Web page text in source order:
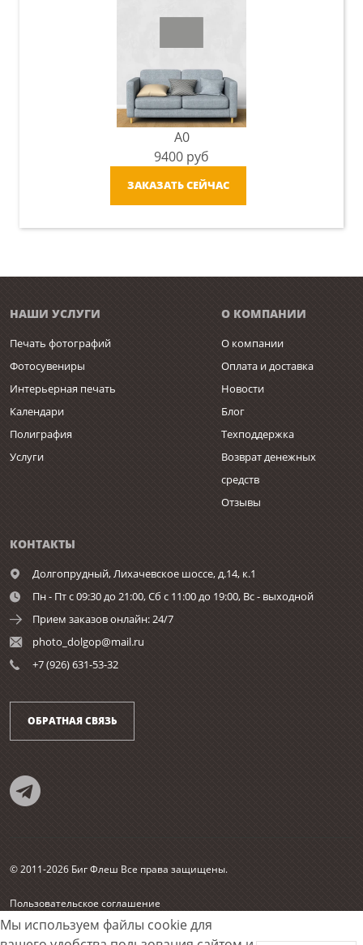
A0
9400 руб
ЗАКАЗАТЬ СЕЙЧАС
Мы используем файлы cookie для
НАШИ УСЛУГИ
Печать фотографий
Фотосувениры
Интерьерная печать
Календари
Полиграфия
Услуги
О КОМПАНИИ
О компании
Оплата и доставка
Новости
Блог
Техподдержка
Возврат денежных
средств
Отзывы
КОНТАКТЫ
Долгопрудный, Лихачевское шоссе, д.14, к.1
Пн - Пт с 09:30 до 21:00, Сб c 11:00 до 19:00, Вс - выходной
Прием заказов онлайн: 24/7
photo_dolgop@mail.ru
+7 (926) 631-53-32
ОБРАТНАЯ СВЯЗЬ
© 2011-2026 Биг Флеш Все права защищены.
Пользовательское соглашение
Согласие на обработку персональных данных
Карта сайта